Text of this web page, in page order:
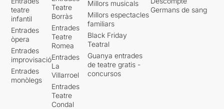
teatre
infantil
Entrades
òpera
Entrades
improvisació
Entrades
monòlegs
Teatre
Borràs
Entrades
Teatre
Romea
Entrades
La
Villarroel
Entrades
Teatre
Condal
Millors musicals
Millors espectacles
familiars
Black Friday
Teatral
Guanya entrades
de teatre gratis -
concursos
Germans de sang